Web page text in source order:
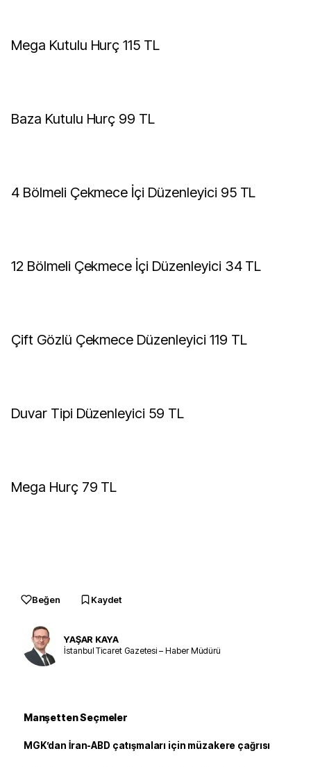
Mega Kutulu Hurç 115 TL
Baza Kutulu Hurç 99 TL
4 Bölmeli Çekmece İçi Düzenleyici 95 TL
12 Bölmeli Çekmece İçi Düzenleyici 34 TL
Çift Gözlü Çekmece Düzenleyici 119 TL
Duvar Tipi Düzenleyici 59 TL
Mega Hurç 79 TL
Beğen Kaydet
YAŞAR KAYA
İstanbul Ticaret Gazetesi – Haber Müdürü
Manşetten Seçmeler
MGK’dan İran-ABD çatışmaları için müzakere çağrısı